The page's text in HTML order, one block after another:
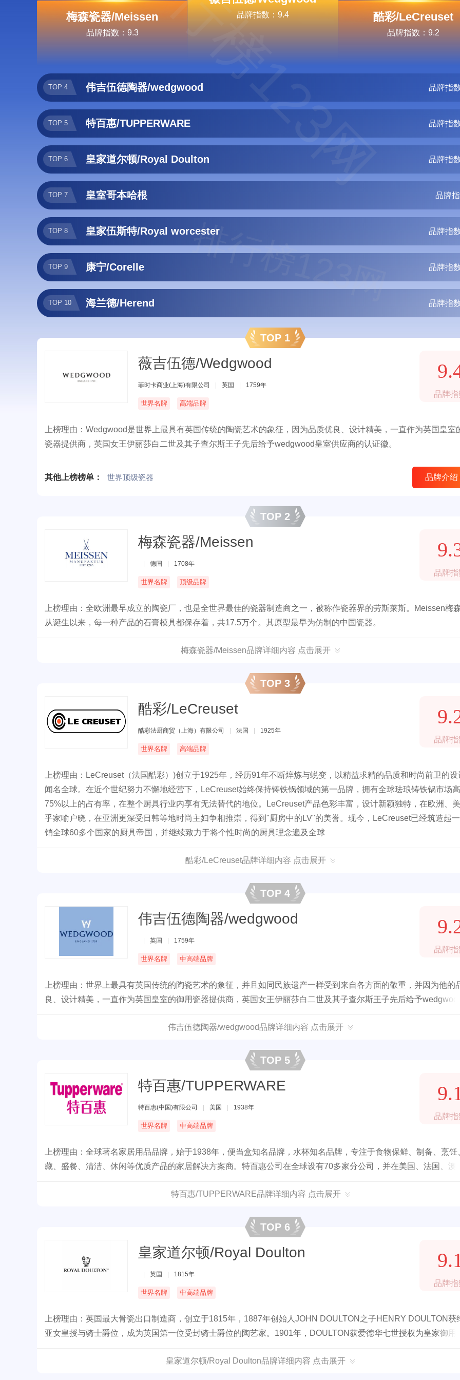
梅森瓷器/Meissen
品牌指数：9.3
品牌指数：9.4 酷彩/LeCreuset
品牌指数：9.2
TOP 4 伟吉伍德陶器/wedgwood 品牌指
TOP 5 特百惠/TUPPERWARE 品牌指
TOP 6 皇家道尔顿/Royal Doulton 品牌指
TOP 7 皇室哥本哈根 品牌
TOP 8 皇家伍斯特/Royal worcester 品牌指
TOP 9 康宁/Corelle 品牌指
TOP 10 海兰德/Herend 品牌指
TOP 1
薇吉伍德/Wedgwood
菲时卡商业(上海)有限公司 英国 1759年
世界名牌 高端品牌
品牌指
上榜理由：Wedgwood是世界上最具有英国传统的陶瓷艺术的象征，因为品质优良、设计精美，一直作为英国皇室
瓷器提供商，英国女王伊丽莎白二世及其子查尔斯王子先后给予wedgwood皇室供应商的认证徽。
其他上榜榜单： 世界顶级瓷器 品牌介绍
TOP 2
梅森瓷器/Meissen
德国 1708年
世界名牌 顶级品牌
品牌指
上榜理由：全欧洲最早成立的陶瓷厂，也是全世界最佳的瓷器制造商之一，被称作瓷器界的劳斯莱斯。Meissen梅
从诞生以来，每一种产品的石膏模具都保存着，共17.5万个。其原型最早为仿制的中国瓷器。
梅森瓷器/Meissen品牌详细内容 点击展开
TOP 3
酷彩/LeCreuset
酷彩法厨商贸（上海）有限公司 法国 1925年
世界名牌 高端品牌
品牌指
上榜理由：LeCreuset（法国酷彩）)创立于1925年，经历91年不断焠炼与蜕变，以精益求精的品质和时尚前卫的设
闻名全球。在近个世纪努力不懈地经营下，LeCreuset始终保持铸铁锅领域的第一品牌，拥有全球珐琅铸铁锅市场
75%以上的占有率，在整个厨具行业内享有无法替代的地位。LeCreuset产品色彩丰富，设计新颖独特，在欧洲、
乎家喻户晓，在亚洲更深受日韩等地时尚主妇争相推崇，得到"厨房中的LV"的美誉。现今，LeCreuset已经筑造起
销全球60多个国家的厨具帝国，并继续致力于将个性时尚的厨具理念遍及全球
酷彩/LeCreuset品牌详细内容 点击展开
TOP 4
伟吉伍德陶器/wedgwood
英国 1759年
世界名牌 中高端品牌
品牌指
上榜理由：世界上最具有英国传统的陶瓷艺术的象征，并且如同民族遗产一样受到来自各方面的敬重，并因为他的
良、设计精美，一直作为英国皇室的御用瓷器提供商，英国女王伊丽莎白二世及其子查尔斯王子先后给予
伟吉伍德陶器/wedgwood品牌详细内容 点击展开
TOP 5
特百惠/TUPPERWARE
特百惠(中国)有限公司 美国 1938年
世界名牌 中高端品牌
品牌指
上榜理由：全球著名家居用品品牌，始于1938年，便当盒知名品牌，水杯知名品牌，专注于食物保鲜、制备、烹饪
藏、盛餐、清洁、休闲等优质产品的家居解决方案商。特百惠公司在全球设有70多家分公司，并在美国、法国、澳
特百惠/TUPPERWARE品牌详细内容 点击展开
TOP 6
皇家道尔顿/Royal Doulton
英国 1815年
世界名牌 中高端品牌
品牌指
上榜理由：英国最大骨瓷出口制造商，创立于1815年，1887年创始人JOHN DOULTON之子HENRY DOULTON获
亚女皇授与骑士爵位，成为英国第一位受封骑士爵位的陶艺家。1901年，DOULTON获爱德华七世授权为皇家御用
皇家道尔顿/Royal Doulton品牌详细内容 点击展开
排行榜123网
排行榜123网